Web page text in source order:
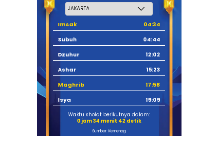
Imsak
04:34
Subuh
04:44
Dzuhur
12:02
Ashar
15:23
Maghrib
17:58
Isya
19:09
Waktu sholat berikutnya dalam:
0 jam 34 menit 42 detik
Sumber: Kemenag